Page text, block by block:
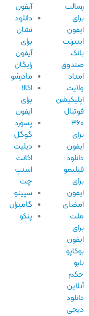
آیفون
دانلود
نشان
آیفون
رایگان
مادرشو
اکالا
ایفون
پسورد
گوگل
دیلیت
اکانت
اسنپ
سپینو
گامیران
پنکو